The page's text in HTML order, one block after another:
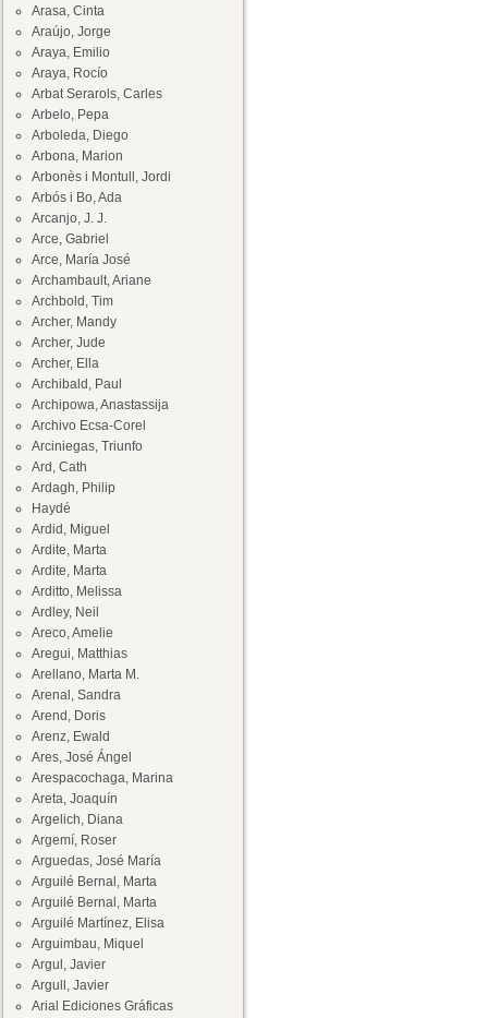
Arasa, Cinta
Araújo, Jorge
Araya, Emilio
Araya, Rocío
Arbat Serarols, Carles
Arbelo, Pepa
Arboleda, Diego
Arbona, Marion
Arbonès i Montull, Jordi
Arbós i Bo, Ada
Arcanjo, J. J.
Arce, Gabriel
Arce, María José
Archambault, Ariane
Archbold, Tim
Archer, Mandy
Archer, Jude
Archer, Ella
Archibald, Paul
Archipowa, Anastassija
Archivo Ecsa-Corel
Arciniegas, Triunfo
Ard, Cath
Ardagh, Philip
Haydé
Ardid, Miguel
Ardite, Marta
Ardite, Marta
Arditto, Melissa
Ardley, Neil
Areco, Amelie
Aregui, Matthias
Arellano, Marta M.
Arenal, Sandra
Arend, Doris
Arenz, Ewald
Ares, José Ángel
Arespacochaga, Marina
Areta, Joaquín
Argelich, Diana
Argemí, Roser
Arguedas, José María
Arguilé Bernal, Marta
Arguilé Bernal, Marta
Arguilé Martínez, Elisa
Arguimbau, Miquel
Argul, Javier
Argull, Javier
Arial Ediciones Gráficas